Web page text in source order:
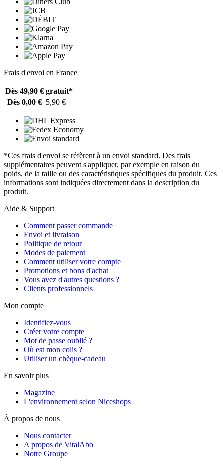
Frais d'envoi en France
Dès 49,90 € gratuit*
Dès 0,00 € 5,90 €
*Ces frais d'envoi se réfèrent à un envoi standard. Des frais
supplémentaires peuvent s'appliquer, par exemple en raison du
poids, de la taille ou des caractéristiques spécifiques du produit. Ces
informations sont indiquées directement dans la description du
produit.
Aide & Support
Comment passer commande
Envoi et livraison
Politique de retour
Modes de paiement
Comment utiliser votre compte
Promotions et bons d'achat
Vous avez d'autres questions ?
Clients professionnels
Mon compte
Identifiez-vous
Créer votre compte
Mot de passe oublié ?
Où est mon colis ?
Utiliser un chèque-cadeau
En savoir plus
Magazine
L'environnement selon Niceshops
À propos de nous
Nous contacter
A propos de VitalAbo
Notre Groupe